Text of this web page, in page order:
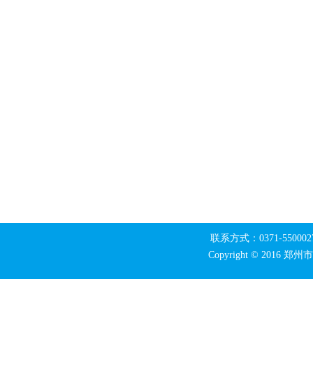
联系方式：0371-
Copyright © 2016 郑州